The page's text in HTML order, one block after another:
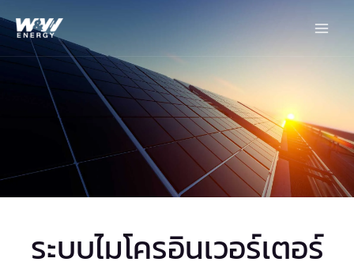
content
Main
ระบบไมโครอินเวอร์เตอร์